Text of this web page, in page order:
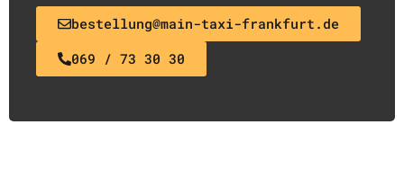
bestellung@main-taxi-frankfurt.de
069 / 73 30 30